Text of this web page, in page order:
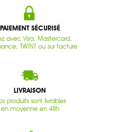
PAIEMENT SÉCURISÉ
avec Visa, Mastercard,
TWINT ou sur facture
LIVRAISON
produits sont livrables
en moyenne en 48h